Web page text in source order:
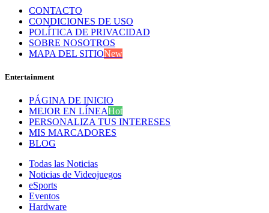
CONTACTO
CONDICIONES DE USO
POLÍTICA DE PRIVACIDAD
SOBRE NOSOTROS
MAPA DEL SITIONew
Entertainment
PÁGINA DE INICIO
MEJOR EN LÍNEAHot
PERSONALIZA TUS INTERESES
MIS MARCADORES
BLOG
Todas las Noticias
Noticias de Videojuegos
eSports
Eventos
Hardware